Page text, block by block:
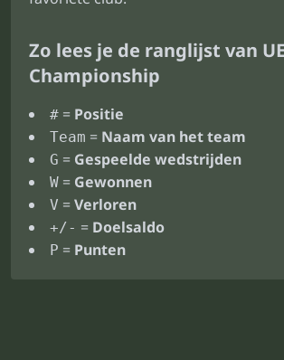
Zo lees je de ranglijst van
Championship
# = Positie
Team = Naam van het team
G = Gespeelde wedstrijden
W = Gewonnen
V =Verloren
+/- = Doelsaldo
P = Punten